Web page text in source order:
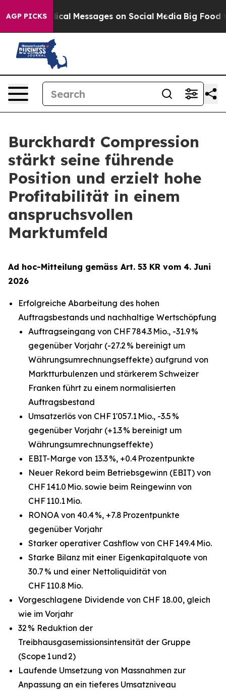
AGP PICKS
Messages on Social Media Big Food vs. The
Burckhardt Compression
stärkt seine führende
Position und erzielt hohe
Profitabilität in einem
anspruchsvollen
Marktumfeld
Ad hoc-Mitteilung gemäss Art. 53 KR vom 4. Juni
2026
Erfolgreiche Abarbeitung des hohen
Auftragsbestands und nachhaltige Wertschöpfung
Auftragseingang von CHF 784.3 Mio., -31.9 %
gegenüber Vorjahr (-27.2 % bereinigt um
Währungsumrechnungseffekte) aufgrund von
Marktturbulenzen und stärkerem Schweizer
Franken führt zu einem normalisierten
Auftragsbestand
Umsatzerlös von CHF 1'057.1 Mio., -3.5 %
gegenüber Vorjahr (+1.3 % bereinigt um
Währungsumrechnungseffekte)
EBIT-Marge von 13.3 %, +0.4 Prozentpunkte
Neuer Rekord beim Betriebsgewinn (EBIT) von
CHF 141.0 Mio. sowie beim Reingewinn von
CHF 110.1 Mio.
RONOA von 40.4 %, +7.8 Prozentpunkte
gegenüber Vorjahr
Starker operativer Cashflow von CHF 149.4 Mio.
Starke Bilanz mit einer Eigenkapitalquote von
30.7 % und einer Nettoliquidität von
CHF 110.8 Mio.
Vorgeschlagene Dividende von CHF 18.00, gleich
wie im Vorjahr
32 % Reduktion der
Treibhausgasemissionsintensität der Gruppe
(Scope 1 und 2)
Laufende Umsetzung von Massnahmen zur
Anpassung an ein tieferes Umsatzniveau